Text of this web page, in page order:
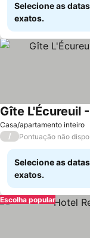
Selecione as
exatos.
Casa/apartamento inteiro
Ver preços
/ Pontuação não
Selecione as
exatos.
Escolha popular